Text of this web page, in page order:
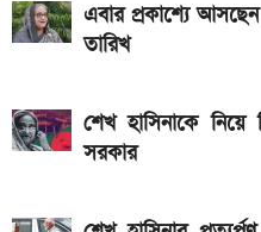
যাবে
এবার প্রকাশ্যে
তারিখ
শেখ হাসিনাকে নিয়ে
সরকার